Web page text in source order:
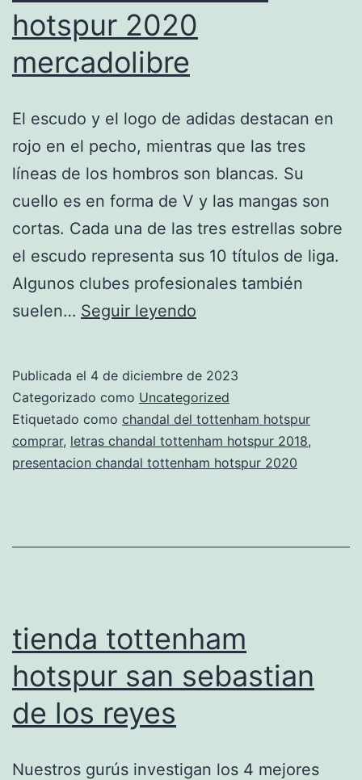
hotspur 2020
mercadolibre
El escudo y el logo de adidas destacan en
rojo en el pecho, mientras que las tres
líneas de los hombros son blancas. Su
cuello es en forma de V y las mangas son
cortas. Cada una de las tres estrellas sobre
el escudo representa sus 10 títulos de liga.
Algunos clubes profesionales también
suelen… Seguir leyendo
2020
mercadolibre
Publicada el 4 de diciembre de 2023
Categorizado como Uncategorized
Etiquetado como chandal del tottenham hotspur
comprar, letras chandal tottenham hotspur 2018,
presentacion chandal tottenham hotspur 2020
tienda tottenham
hotspur san sebastian
de los reyes
Nuestros gurús investigan los 4 mejores